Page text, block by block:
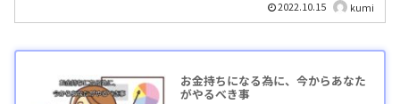
2022.10.15 kumi
お金持ちになる為に、今からあなた
がやるべき事